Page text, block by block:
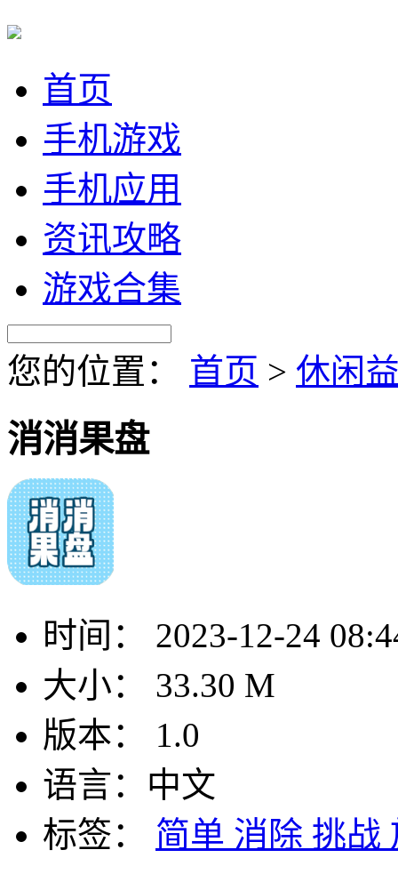
首页
手机游戏
手机应用
资讯攻略
游戏合集
您的位置： 首页 > 休闲
消消果盘
时间：
2023-12-24
大小：
33.30 M
版本：
1.0
语言： 中文
标签：
简单 消除 挑战